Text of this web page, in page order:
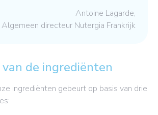
Antoine Lagarde,
Algemeen directeur Nutergia Frankrijk
de ingrediënten
ingrediënten gebeurt op basis van drie